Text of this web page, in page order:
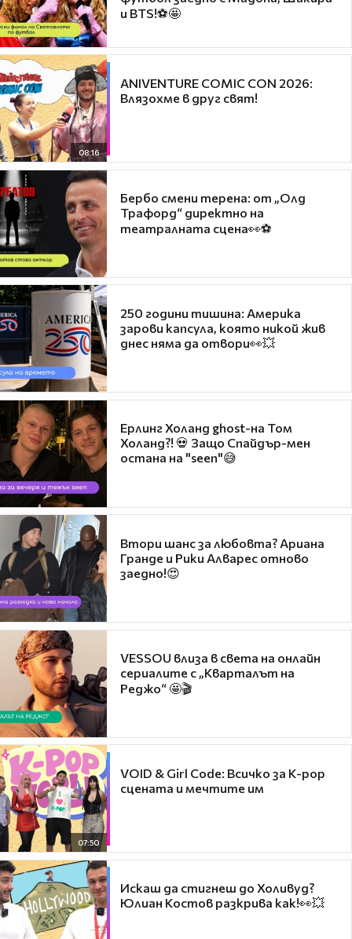
и BTS!⚽🤩
08:16
ANIVENTURE COMIC CON 2026:
Влязохме в друг свят!
Бербо смени терена: от „Олд
Трафорд“ директно на
театралната сцена👀⚽
250 години тишина: Америка
зарови капсула, която никой жив
днес няма да отвори👀💥
Ерлинг Холанд ghost-на Том
Холанд?! 💀 Защо Спайдър-мен
остана на "seen"😅
Втори шанс за любовта? Ариана
Гранде и Рики Алварес отново
заедно!😍
VESSOU влиза в света на онлайн
сериалите с „Кварталът на
Реджо“ 🤩🎬
07:50
VOID & Girl Code: Всичко за K-pop
сцената и мечтите им
Искаш да стигнеш до Холивуд?
Юлиан Костов разкрива как!👀💥